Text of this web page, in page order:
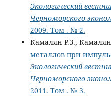
Экологический
Черноморского
2009. Том . № 2.
Камалян Р.З.,
металлов при
Экологический
Черноморского
2011. Том . № 3.